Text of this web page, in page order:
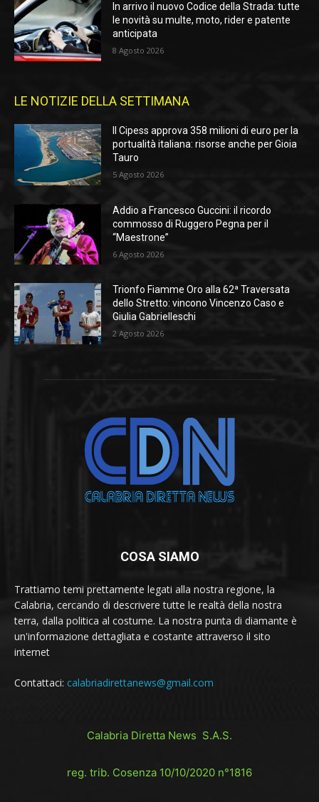
In arrivo il nuovo Codice della Strada: tutte
le novità su multe, moto, rider e patente
anticipata
8 Agosto 2026
LE NOTIZIE DELLA SETTIMANA
Il Cipess approva 358 milioni di euro per la
portualità italiana: risorse anche per Gioia
Tauro
5 Agosto 2026
Addio a Francesco Guccini: il ricordo
commosso di Ruggero Pegna per il
“Maestrone”
6 Agosto 2026
Trionfo Fiamme Oro alla 62ª Traversata
dello Stretto: vincono Vincenzo Caso e
Giulia Gabrielleschi
2 Agosto 2026
COSA SIAMO
Trattiamo temi prettamente legati alla nostra regione, la
Calabria, cercando di descrivere tutte le realtà della nostra
terra, dalla politica al costume. La nostra punta di diamante è
un'informazione dettagliata e costante attraverso il sito
internet
Contattaci: calabriadirettanews@gmail.com
Calabria Diretta News S.A.S.
reg. trib. Cosenza 10/10/2020 n°1816